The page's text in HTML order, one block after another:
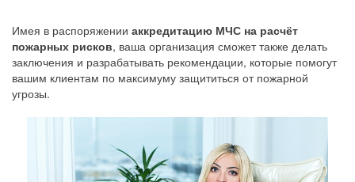
Имея в распоряжении аккредитацию МЧС на расчёт
пожарных рисков, ваша организация сможет также делать
заключения и разрабатывать рекомендации, которые помогут
вашим клиентам по максимуму защититься от пожарной
угрозы.